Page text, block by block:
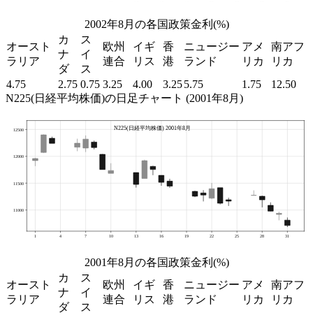
2002年8月の各国政策金利(%)
オースト
ラリア
カ
ナ
ダ
ス
イ
ス
欧州
連合
イギ
リス
香
港
ニュージー
ランド
アメ
リカ
南アフ
リカ
4.75
2.75 0.75 3.25 4.00 3.255.75 1.75
12.50
N225(日経平均株価)の日足チャート (2001年8月)
2001年8月の各国政策金利(%)
オースト
ラリア
カ
ナ
ダ
ス
イ
ス
欧州
連合
イギ
リス
香
港
ニュージー
ランド
アメ
リカ
南アフ
リカ